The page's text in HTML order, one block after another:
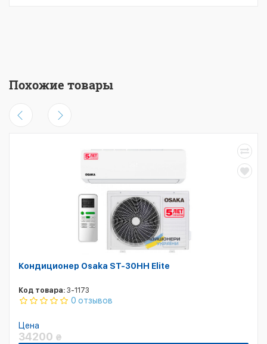
Похожие товары
Кондиционер Osaka ST-30HH Elite
Код товара: 3-1173
0 отзывов
Цена
34200 ₴